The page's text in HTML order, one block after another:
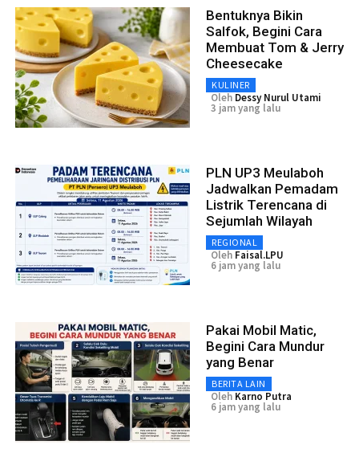
Bentuknya Bikin
Salfok, Begini Cara
Membuat Tom & Jerry
Cheesecake
KULINER
Oleh Dessy Nurul Utami
3 jam yang lalu
PLN UP3 Meulaboh
Jadwalkan Pemadam
Listrik Terencana di
Sejumlah Wilayah
REGIONAL
Oleh Faisal.LPU
6 jam yang lalu
Pakai Mobil Matic,
Begini Cara Mundur
yang Benar
BERITA LAIN
Oleh Karno Putra
6 jam yang lalu